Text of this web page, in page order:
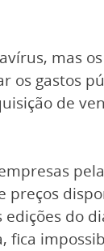
mas
os gastos
de
preços
do
fica